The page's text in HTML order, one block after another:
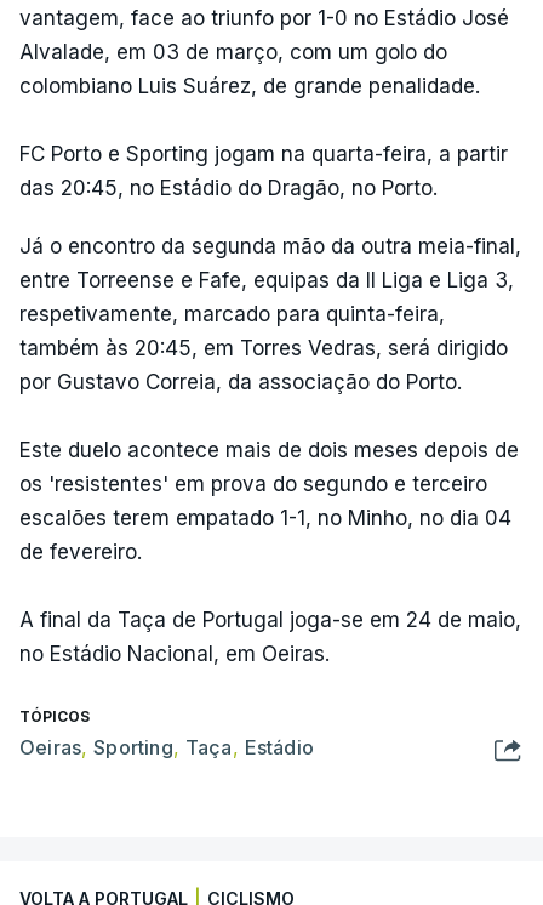
vantagem, face ao triunfo por 1-0 no Estádio José
Alvalade, em 03 de março, com um golo do
colombiano Luis Suárez, de grande penalidade.
FC Porto e Sporting jogam na quarta-feira, a partir
das 20:45, no Estádio do Dragão, no Porto.
Já o encontro da segunda mão da outra meia-final,
entre Torreense e Fafe, equipas da II Liga e Liga 3,
respetivamente, marcado para quinta-feira,
também às 20:45, em Torres Vedras, será dirigido
por Gustavo Correia, da associação do Porto.
Este duelo acontece mais de dois meses depois de
os 'resistentes' em prova do segundo e terceiro
escalões terem empatado 1-1, no Minho, no dia 04
de fevereiro.
A final da Taça de Portugal joga-se em 24 de maio,
no Estádio Nacional, em Oeiras.
TÓPICOS
Oeiras,Sporting, Taça, Estádio
VOLTA A PORTUGAL CICLISMO